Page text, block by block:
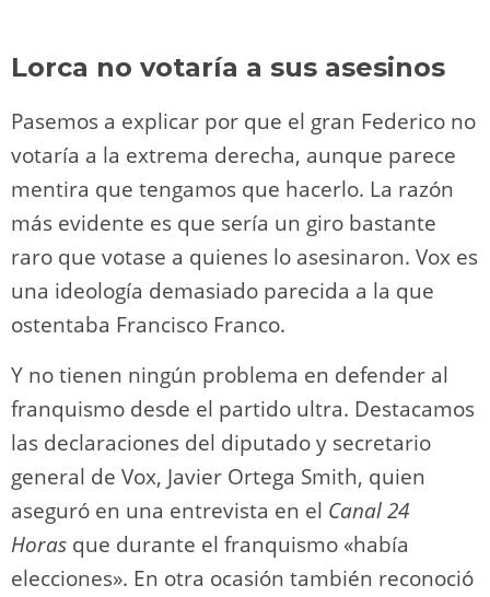
Lorca no votaría a sus asesinos
Pasemos a explicar por que el gran Federico no
votaría a la extrema derecha, aunque parece
mentira que tengamos que hacerlo. La razón
más evidente es que sería un giro bastante
raro que votase a quienes lo asesinaron. Vox es
una ideología demasiado parecida a la que
ostentaba Francisco Franco.
Y no tienen ningún problema en defender al
franquismo desde el partido ultra. Destacamos
las declaraciones del diputado y secretario
general de Vox, Javier Ortega Smith, quien
aseguró en una entrevista en el Canal 24
Horas que durante el franquismo «había
elecciones». En otra ocasión también reconoció